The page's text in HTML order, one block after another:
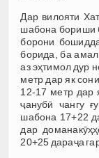
Дар вилояти
шабона бориши
борони
борида, ба
аз эҳтимол дур
метр дар як
12-17 метр дар
ҷанубӣ чангу
шабона 17+22
дар
20+25 дараҷа